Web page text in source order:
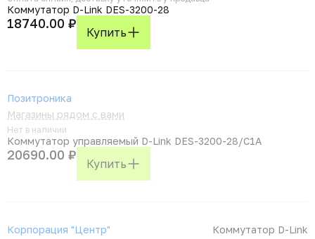
Коммутатор D-Link DES-3200-28
18740.00 ₽
Купить
Позитроника
Магазины рядом с вами
Нет в наличии
Коммутатор управляемый D-Link DES-3200-28/C1A
20690.00 ₽
Купить
Корпорация "Центр"
Коммутатор D-Link